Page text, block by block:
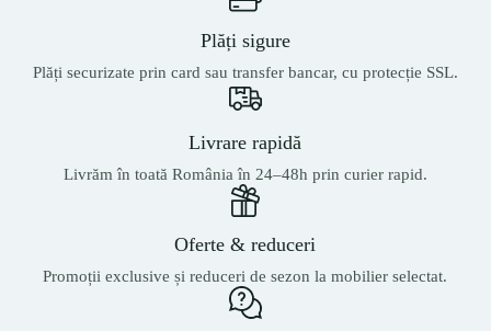
Plăți sigure
Plăți securizate prin card sau transfer bancar, cu protecție SSL.
Livrare rapidă
Livrăm în toată România în 24–48h prin curier rapid.
Oferte & reduceri
Promoții exclusive și reduceri de sezon la mobilier selectat.